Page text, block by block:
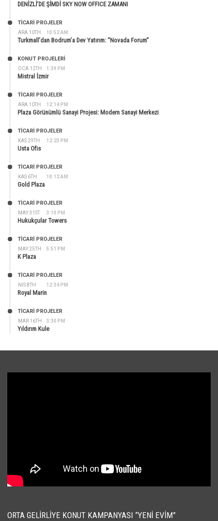
DENİZLİ’DE ŞİMDİ SKY NOW OFFICE ZAMANI
ARA 10TH 10:52 AM
TİCARİ PROJELER
Turkmall’dan Bodrum’a Dev Yatırım: “Novada Forum”
OCA 12TH 1:39 PM
KONUT PROJELERI
Mistral İzmir
ARA 10TH 12:14 PM
TİCARİ PROJELER
Plaza Görünümlü Sanayi Projesi: Modern Sanayi Merkezi
KAS 29TH 12:23 PM
TİCARİ PROJELER
Usta Ofis
KAS 6TH 10:12 AM
TİCARİ PROJELER
Gold Plaza
MAY 31ST 3:10 PM
TİCARİ PROJELER
Hukukçular Towers
MAY 25TH 5:51 PM
TİCARİ PROJELER
K Plaza
NIS 8TH 12:34 PM
TİCARİ PROJELER
Royal Marin
MAR 16TH 3:30 PM
TİCARİ PROJELER
Yıldırım Kule
ORTA GELIRLIYE KONUT KAMPANYASI “YENI EVIM”